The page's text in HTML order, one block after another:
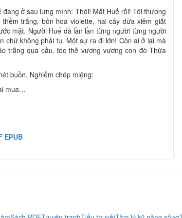
ở sau lưng mình: Thôi! Mất Huế rồi! Tôi thương
trắng, bồn hoa violette, hai cây dừa xiêm giắt
mặt. Người Huế đã lần lần từng người từng người
chứ không phải tụ. Một sự ra đi lớn! Còn ai ở lại mà
trắng qua cầu, tóc thề vương vương con đò Thừa
buồn. Nghiễm chép miệng:
mua…
EPUB